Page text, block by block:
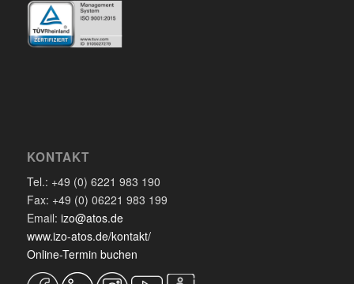
KONTAKT
Tel.: +49 (0) 6221 983 190
Fax: +49 (0) 06221 983 199
Email: izo@atos.de
www.izo-atos.de/kontakt/
Online-Termin buchen